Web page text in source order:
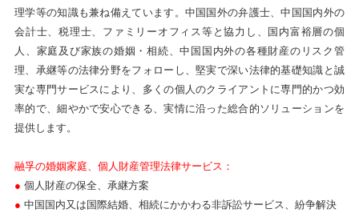
理学等の知識も兼ね備えています。中国国外の弁護士、中国国内外の
会計士、税理士、ファミリーオフィス等と協力し、国内富裕層の個
人、家庭及び家族の婚姻・相続、中国国内外の各種財産のリスク管
理、承継等の法律分野をフォローし、堅実で深い法律的基礎知識と誠
実な専門サービスにより、多くの個人のクライアントに専門的かつ効
率的で、細やかで安心できる、実情に沿った総合的ソリューションを
提供します。
融孚の婚姻家庭、個人財産管理法律サービス ：
● 個人財産の保全、承継方案
● 中国国内又は国際結婚、相続にかかわる非訴訟サービス、紛争解決